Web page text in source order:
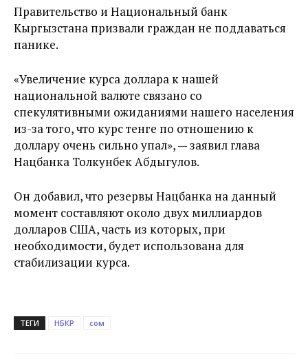
Правительство и Национальный банк
Кыргызстана призвали граждан не поддаваться
панике.
«Увеличение курса доллара к нашей
национальной валюте связано со
спекулятивными ожиданиями нашего населения
из-за того, что курс тенге по отношению к
доллару очень сильно упал», — заявил глава
Нацбанка Толкунбек Абдыгулов.
Он добавил, что резервы Нацбанка на данный
момент составляют около двух миллиардов
долларов США, часть из которых, при
необходимости, будет использована для
стабилизации курса.
ТЕГИ НБКР сом